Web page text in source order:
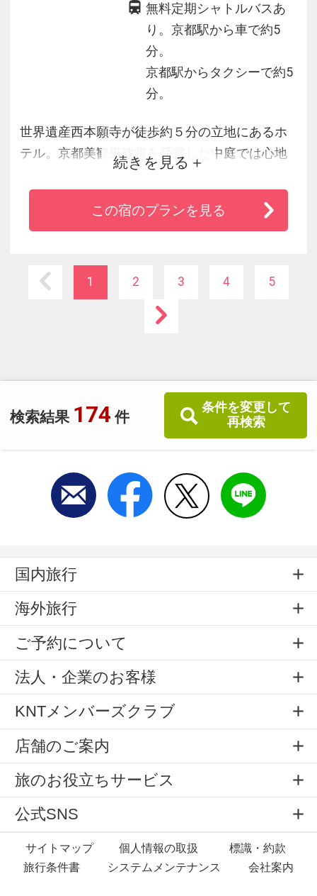
検索結果 174 件
条件を変更して
再検索
無料定期シャトルバスあ
り。京都駅から車で約5
分。
京都駅からタクシーで約5
分。
世界遺産西本願寺が徒歩約５分の立地にあるホ
テル。京都美観風致賞を受賞した中庭では心地
良いせせらぎを聞くことができます。喧騒から
離れた西本願寺の真北側に位置する静かに過ご
せるホテルでありながら市内中心部までのアク
続きを見る
この宿のプランを見る
1 2 3 4 5
国内旅行
海外旅行
ご予約について
法人・企業のお客様
KNTメンバーズクラブ
店舗のご案内
旅のお役立ちサービス
公式SNS
サイトマップ 個人情報の取扱
標識・約款
旅行条件書
システムメンテナンス 会社案内